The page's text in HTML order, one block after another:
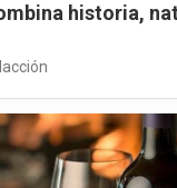
historia,